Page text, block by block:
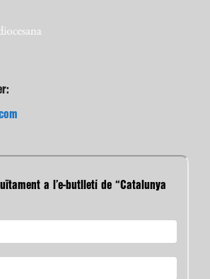
a l’e-butlletí de “Catalunya